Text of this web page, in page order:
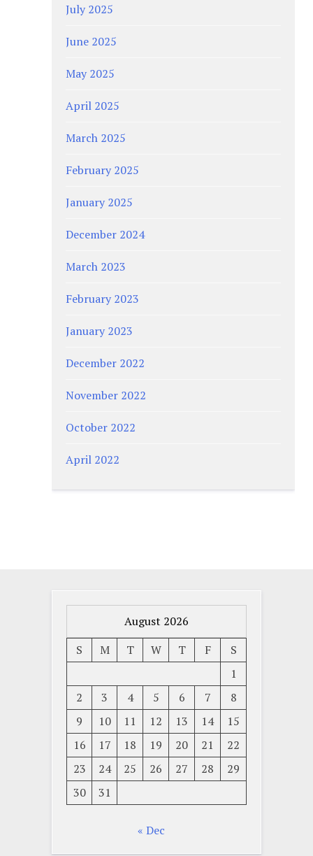
July 2025
June 2025
May 2025
April 2025
March 2025
February 2025
January 2025
December 2024
March 2023
February 2023
January 2023
December 2022
November 2022
October 2022
April 2022
August 2026
S
M T W T F
S
1
2
3 4 5 6 7
8
9
10 11 12 13 14
15
16
17 18 19 20 21
22
23
24 25 26 27 28
29
30
31
« Dec